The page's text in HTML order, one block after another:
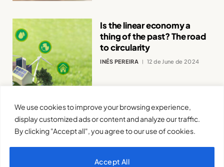
We use cookies to improve your browsing experience,
display customized ads or content and analyze our traffic.
By clicking "Accept all", you agree to our use of cookies.
Accept All
Is the linear economy a
thing of the past? The road
to circularity
INÉS PEREIRA 12 de June de 2024